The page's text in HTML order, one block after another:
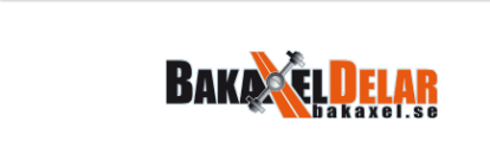
Hoppa
till
navigering
Hoppa
till